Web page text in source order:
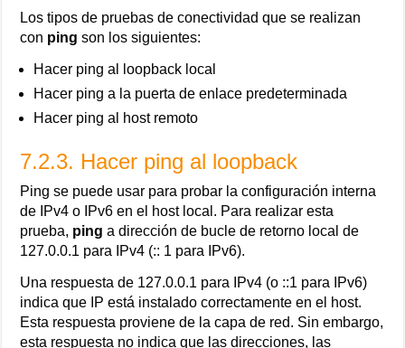
Los tipos de pruebas de conectividad que se realizan
con ping son los siguientes:
Hacer ping al loopback local
Hacer ping a la puerta de enlace predeterminada
Hacer ping al host remoto
7.2.3. Hacer ping al loopback
Ping se puede usar para probar la configuración interna
de IPv4 o IPv6 en el host local. Para realizar esta
prueba, ping a dirección de bucle de retorno local de
127.0.0.1 para IPv4 (:: 1 para IPv6).
Una respuesta de 127.0.0.1 para IPv4 (o ::1 para IPv6)
indica que IP está instalado correctamente en el host.
Esta respuesta proviene de la capa de red. Sin embargo,
esta respuesta no indica que las direcciones, las